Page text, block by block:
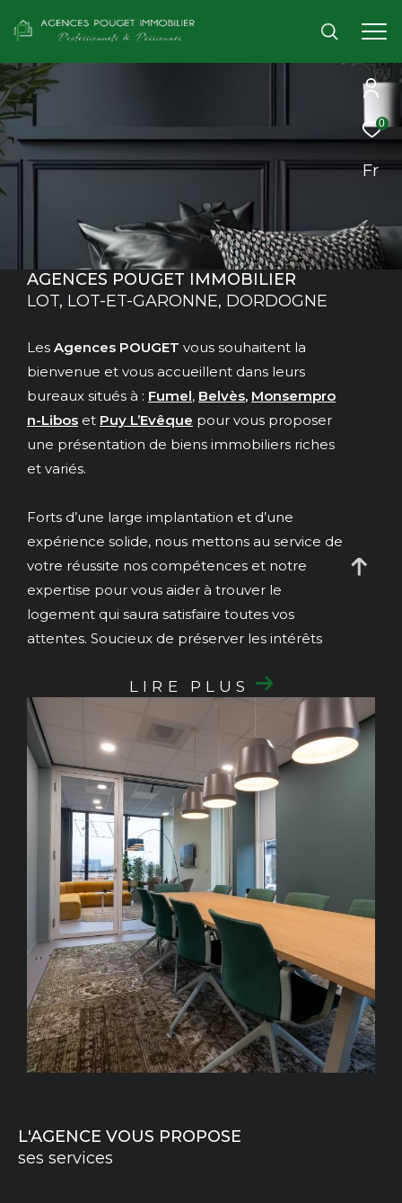
0
Fr
AGENCES POUGET IMMOBILIER
LOT, LOT-ET-GARONNE, DORDOGNE
Les Agences POUGET vous souhaitent la
bienvenue et vous accueillent dans leurs
bureaux situés à : Fumel, Belvès, Monsempro
n-Libos et Puy L’Evêque pour vous proposer
une présentation de biens immobiliers riches
et variés.
Forts d’une large implantation et d’une
expérience solide, nous mettons au service de
votre réussite nos compétences et notre
expertise pour vous aider à trouver le
logement qui saura satisfaire toutes vos
attentes. Soucieux de préserver les intérêts
transparence et vous offrons toute la sécurité
dont vous avez besoin dans ce type de projet.
Vous êtes propriétaire et souhaitez vendre
votre bien, nos collaborateurs sont
compétents et disponibles pour vous faire
une estimation objective et réelle. Vous
recherchez une maison proche des
commerces à Fumel ? Une
maison de village
à Puy-L’Évêque? Unepropriété typique à Bel
? Vous préférez le charme des
quercynoises ?
Au cœur de la campagne mais à proximité
des villages, nous vous proposons tout type
de bien pour votreachat immobilier à Fumel,
Puy-L’Évêque et les communes
environnantes. Maisons en pierre, villas,
n’attendez plus une seconde pour découvrir
LIRE PLUS
L'AGENCE VOUS PROPOSE
ses services